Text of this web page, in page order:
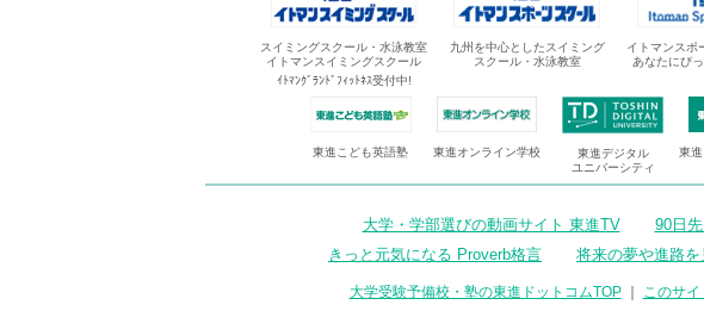
スイミングスクール・水泳教室
イトマンスイミングスクール
ｲﾄﾏﾝｸﾞﾗﾝﾄﾞﾌｨｯﾄﾈｽ受付中!
九州を中心としたスイミング
スクール・水泳教室
イトマンスポ
あなたにぴ
東進こども英語塾 東進オンライン学校
東進デジタル
ユニバーシティ
東
大学・学部選びの動画サイト 東進TV 90日
きっと元気になる Proverb格言
将来の夢や進路
大学受験予備校・塾の東進ドットコムTOP｜ このサ